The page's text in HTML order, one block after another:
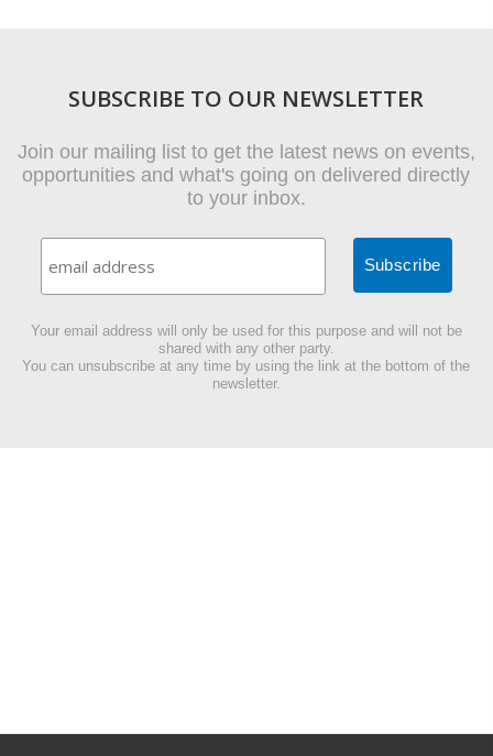
SUBSCRIBE TO OUR NEWSLETTER
Join our mailing list to get the latest news on events,
opportunities and what's going on delivered directly
to your inbox.
Your email address will only be used for this purpose and will not be
shared with any other party.
You can unsubscribe at any time by using the link at the bottom of the
newsletter.